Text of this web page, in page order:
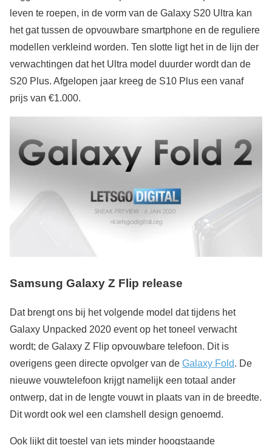
leven te roepen, in de vorm van de Galaxy S20 Ultra kan
het gat tussen de opvouwbare smartphone en de reguliere
modellen verkleind worden. Ten slotte ligt het in de lijn der
verwachtingen dat het Ultra model duurder wordt dan de
S20 Plus. Afgelopen jaar kreeg de S10 Plus een vanaf
prijs van €1.000.
Samsung Galaxy Z Flip release
Dat brengt ons bij het volgende model dat tijdens het
Galaxy Unpacked 2020 event op het toneel verwacht
wordt; de Galaxy Z Flip opvouwbare telefoon. Dit is
overigens geen directe opvolger van de Galaxy Fold. De
nieuwe vouwtelefoon krijgt namelijk een totaal ander
ontwerp, dat in de lengte vouwt in plaats van in de breedte.
Dit wordt ook wel een clamshell design genoemd.
Ook lijkt dit toestel van iets minder hoogstaande